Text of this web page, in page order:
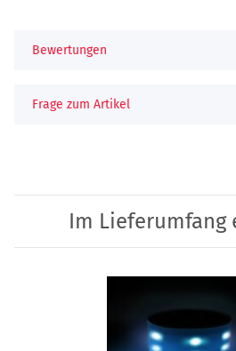
Bewertungen
Frage zum Artikel
Im Lieferumfang